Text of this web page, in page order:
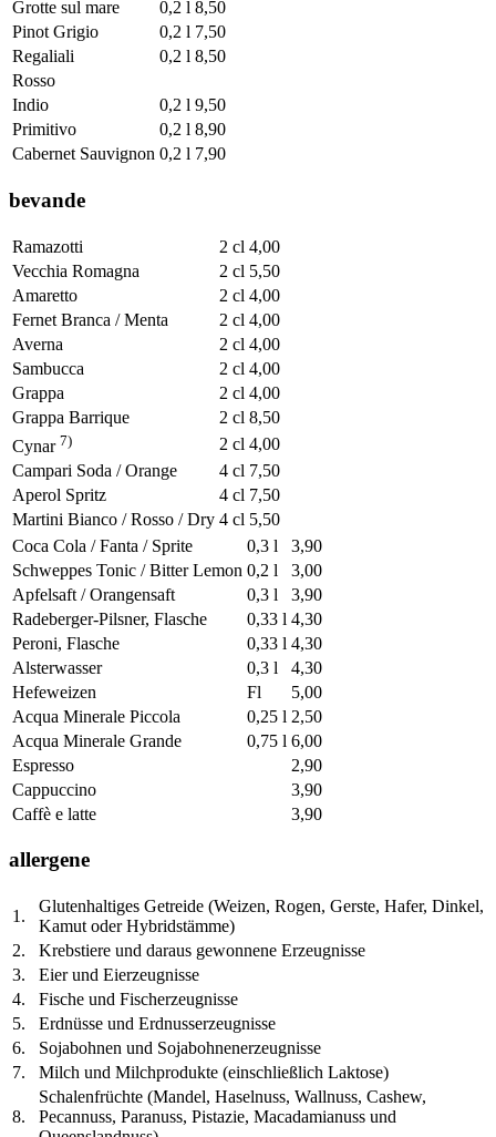
Grotte sul mare
0,2 l 8,50
Pinot Grigio
0,2 l 7,50
Regaliali
0,2 l 8,50
Rosso
Indio
0,2 l 9,50
Primitivo
0,2 l 8,90
Cabernet Sauvignon 0,2 l 7,90
bevande
Ramazotti 2 cl 4,00
Vecchia Romagna
2 cl 5,50
Amaretto
2 cl 4,00
Fernet Branca / Menta
2 cl 4,00
Averna
2 cl 4,00
Sambucca
2 cl 4,00
Grappa
2 cl 4,00
Grappa Barrique
2 cl 8,50
Cynar 7) 2 cl 4,00
Campari Soda / Orange
4 cl 7,50
Aperol Spritz
4 cl 7,50
Martini Bianco / Rosso / Dry 4 cl 5,50
Coca Cola / Fanta / Sprite
0,3 l
3,90
Schweppes Tonic / Bitter Lemon 0,2 l
3,00
Apfelsaft / Orangensaft
0,3 l
3,90
Radeberger-Pilsner, Flasche
0,33 l 4,30
Peroni, Flasche
0,33 l 4,30
Alsterwasser
0,3 l
4,30
Hefeweizen
Fl
5,00
Acqua Minerale Piccola
0,25 l 2,50
Acqua Minerale Grande
0,75 l 6,00
Espresso
2,90
Cappuccino
3,90
Caffè e latte
3,90
allergene
1.
Glutenhaltiges Getreide (Weizen, Rogen, Gerste, Hafer, Dinkel,
Kamut oder Hybridstämme)
2.
Krebstiere und daraus gewonnene Erzeugnisse
3.
Eier und Eierzeugnisse
4.
Fische und Fischerzeugnisse
5.
Erdnüsse und Erdnusserzeugnisse
6.
Sojabohnen und Sojabohnenerzeugnisse
7.
Milch und Milchprodukte (einschließlich Laktose)
8.
Schalenfrüchte (Mandel, Haselnuss, Wallnuss, Cashew,
Pecannuss, Paranuss, Pistazie, Macadamianuss und